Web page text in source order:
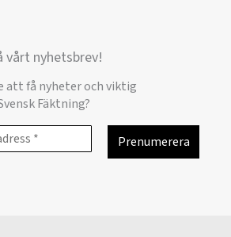
vårt nyhetsbrev!
att få nyheter och viktig
Fäktning?